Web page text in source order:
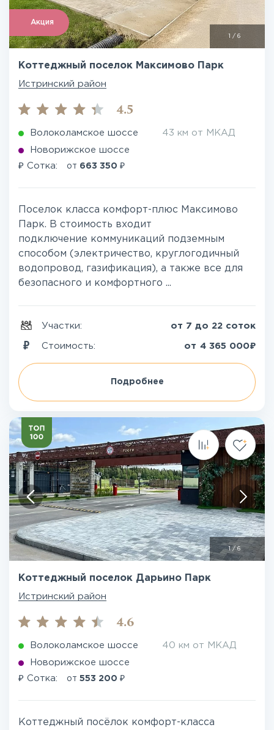
Акция
/ 6
Коттеджный поселок Максимово Парк
Истринский район
4.5
Волоколамское шоссе 43 км от МКАД
Новорижское шоссе
₽ Сотка: от 663 350 ₽
Поселок класса комфорт-плюс Максимово
Парк. В стоимость входит
подключение коммуникаций подземным
способом (электричество, круглогодичный
водопровод, газификация), а также все для
безопасного и комфортного ...
Участки: от 7 до 22 соток
Стоимость: от 4 365 000₽
Подробнее
1/6
Коттеджный поселок Дарьино Парк
Истринский район
4.6
Волоколамское шоссе 40 км от МКАД
Новорижское шоссе
₽ Сотка: от 553 200 ₽
Коттеджный посёлок комфорт-класса